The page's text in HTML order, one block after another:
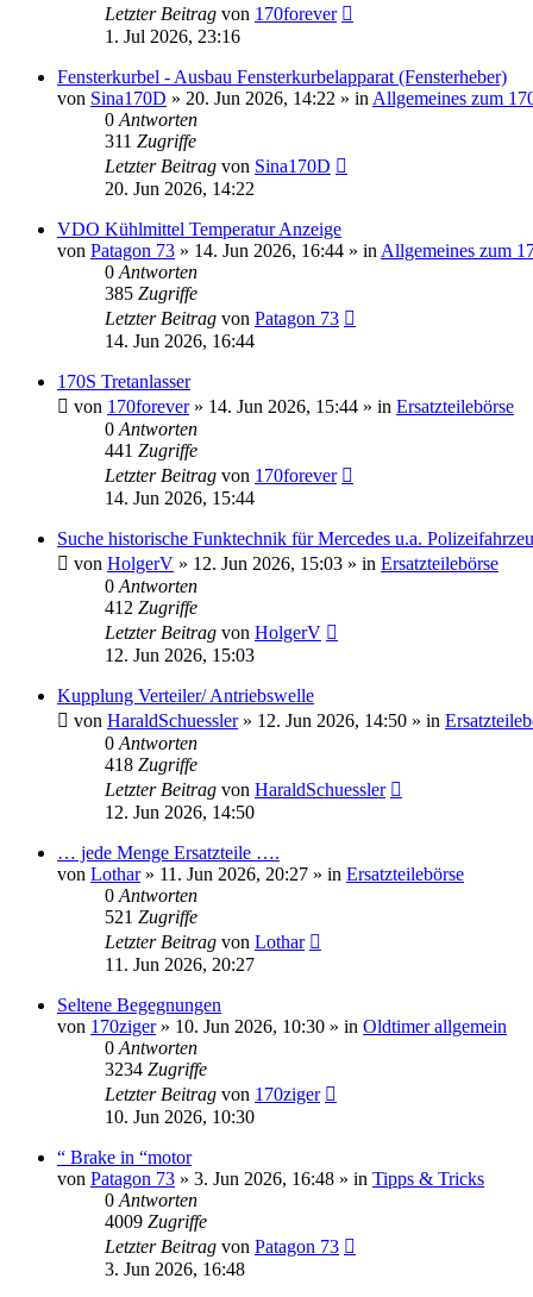
Letzter Beitrag von 170forever
1. Jul 2026, 23:16
Fensterkurbel - Ausbau Fensterkurbelapparat (Fensterheber)
von Sina170D » 20. Jun 2026, 14:22 » in Allgemeines zum
0 Antworten
311 Zugriffe
Letzter Beitrag von Sina170D
20. Jun 2026, 14:22
VDO Kühlmittel Temperatur Anzeige
von Patagon 73 » 14. Jun 2026, 16:44 » in Allgemeines zum
0 Antworten
385 Zugriffe
Letzter Beitrag von Patagon 73
14. Jun 2026, 16:44
170S Tretanlasser
von 170forever» 14. Jun 2026, 15:44 » in Ersatzteilebörse
0 Antworten
441 Zugriffe
Letzter Beitrag von 170forever
14. Jun 2026, 15:44
Suche historische Funktechnik für Mercedes u.a.
von HolgerV » 12. Jun 2026, 15:03 » in Ersatzteilebörse
0 Antworten
412 Zugriffe
Letzter Beitrag von HolgerV
12. Jun 2026, 15:03
Kupplung Verteiler/ Antriebswelle
von HaraldSchuessler» 12. Jun 2026, 14:50 » in
0 Antworten
418 Zugriffe
Letzter Beitrag von HaraldSchuessler
12. Jun 2026, 14:50
… jede Menge Ersatzteile ….
von Lothar» 11. Jun 2026, 20:27 » in Ersatzteilebörse
0 Antworten
521 Zugriffe
Letzter Beitrag von Lothar
11. Jun 2026, 20:27
Seltene Begegnungen
von 170ziger» 10. Jun 2026, 10:30 » in Oldtimer allgemein
0 Antworten
3234 Zugriffe
Letzter Beitrag von 170ziger
10. Jun 2026, 10:30
“ Brake in “motor
von Patagon 73 » 3. Jun 2026, 16:48 » in Tipps & Tricks
0 Antworten
4009 Zugriffe
Letzter Beitrag von Patagon 73
3. Jun 2026, 16:48